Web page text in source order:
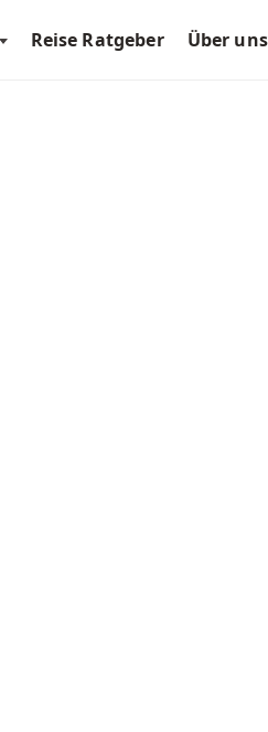
Reise Ratgeber Über uns